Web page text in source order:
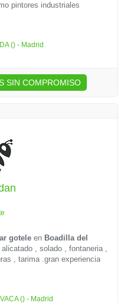
pintores industriales
() - Madrid
SIN COMPROMISO
gotele en Boadilla del
, solado , fontaneria ,
, tarima .gran experiencia
() - Madrid